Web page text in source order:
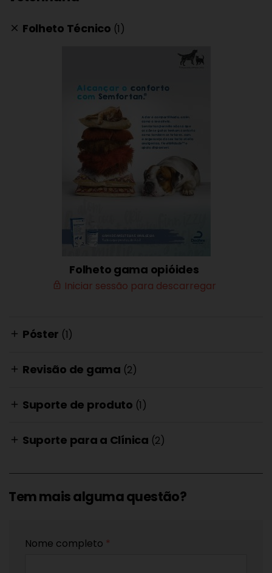
clear Folheto Técnico (1)
Folheto gama opióides
lock_outline Iniciar sessão para descarregar
add Póster (1)
add Revisão de gama (2)
add Suporte de produto (1)
add Suporte para a Clínica (2)
Tem mais alguma questão?
Nome completo *